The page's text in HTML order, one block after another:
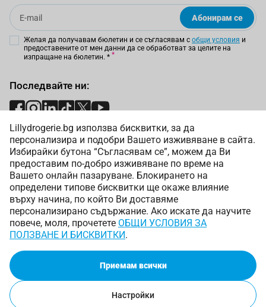
Lillydrogerie.bg използва бисквитки, за да
персонализира и подобри Вашето изживяване в сайта.
Избирайки бутона “Съгласявам се”, можем да Ви
предоставим по-добро изживяване по време на
Вашето онлайн пазаруване. Блокирането на
определени типове бисквитки ще окаже влияние
върху начина, по който Ви доставяме
персонализирано съдържание. Ако искате да научите
повече, моля, прочетете ОБЩИ УСЛОВИЯ ЗА
ПОЛЗВАНЕ И БИСКВИТКИ.
Приемам всички
Настройки
Email
Абонирам се
Желая да получавам бюлетин и се съгласявам с общи условия и
предоставените от мен данни да се обработват за целите на
изпращане на бюлетин. *
Последвайте ни:
Начини на плащане:
Начини на доставка:
Copyright © 2025 Лили Дрогерие ЕООД. Всички права
запазени.
Онлайн магазин от